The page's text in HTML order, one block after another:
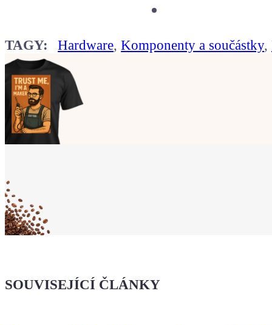
TAGY: Hardware,Komponenty a součástky,
že jsi Maker!
Koupit tričko
SOUVISEJÍCÍ ČLÁNKY